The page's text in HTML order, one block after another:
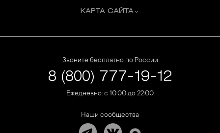
КАРТА САЙТА
Звоните бесплатно по России
8 (800) 777-19-12
Ежедневно: с 10:00 до 22:00
Наши сообщества